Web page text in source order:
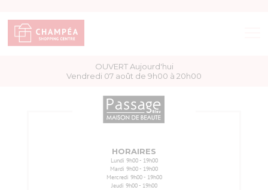
OUVERT Aujourd'hui
Vendredi 07 août de 9h00 à 20h00
HORAIRES
Lundi 9h00 - 19h00
Mardi 9h00 - 19h00
Mercredi 9h00 - 19h00
Jeudi 9h00 - 19h00